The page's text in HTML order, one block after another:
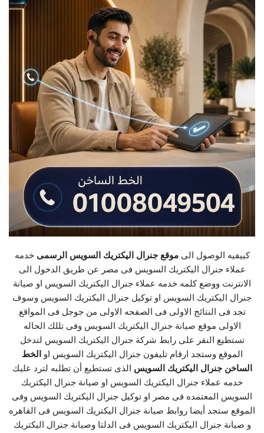
كييفيه الوصول الىموقع جنرال اليكتريك السويس الرسمى خدمه
عملاء جنرال اليكتريك السويس فى مصر عن طريق الدخول الى
الانترنت ووضع كلمه خدمه عملاء جنرال اليكتريك السويس او صيانة
جنرال اليكتريك السويس او توكيل جنرال اليكتريك السويس وسوف
تجد فى النتائج الاولى فى الصفحه الاولى من جوجل فى المواقع
الاولى موقع صيانة جنرال اليكتريك السويس وفى تللك الحاله
تستطيع النقر على رابط شركة جنرال اليكتريك السويس لتدخل
الموقع وستجد ارقام تليفون جنرال اليكتريك السويس او الخط
الساخن جنرال اليكتريك السويس الذى تستطيع أن تطلبه لترد عليك
خدمه عملاء جنرال اليكتريك السويس او صيانة جنرال اليكتريك
السويس المعتمده فى مصر او توكيل جنرال اليكتريك السويس وفى
الموقع ستجد أيضا روابط صيانة جنرال اليكتريك السويس فى القاهره
و صيانة جنرال اليكتريك السويس فى الدلتا وصيانة جنرال اليكتريك